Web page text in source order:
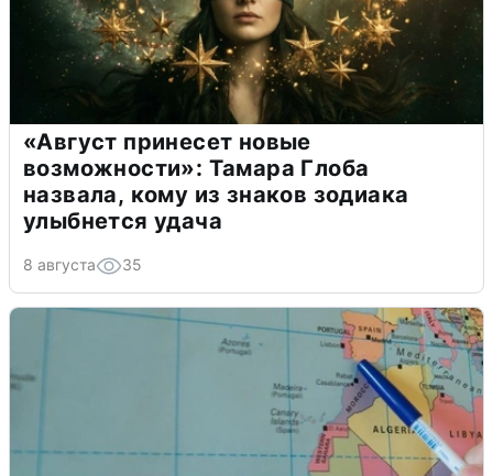
«Август принесет новые
возможности»: Тамара Глоба
назвала, кому из знаков зодиака
улыбнется удача
8 августа 35